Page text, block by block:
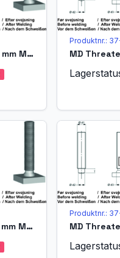
MD Threated Stud M10x55 mm Matr. A4-70 acc. EN ISO 13918 (MPF)
Produktnr.:
MD Threated Stud M10x70 mm Matr. A4-70 acc. EN ISO 13918 (MPF)
Produktnr.: